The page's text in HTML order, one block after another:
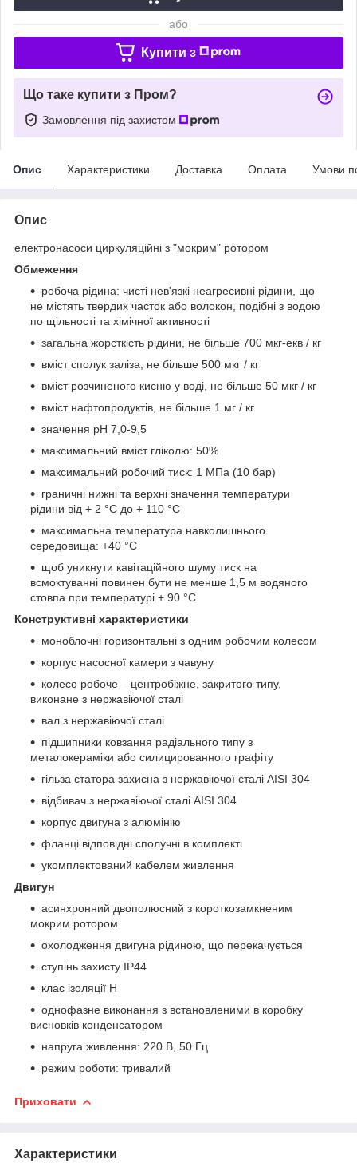
або
Купити з
Що таке купити з Пром?
Замовлення під захистом
Опис Характеристики Доставка Оплата Умови
Опис
електронасоси циркуляційні з "мокрим" ротором
Обмеження
робоча рідина: чисті нев'язкі неагресивні рідини, що
не містять твердих часток або волокон, подібні з водою
по щільності та хімічної активності
загальна жорсткість рідини, не більше 700 мкг-екв / кг
вміст сполук заліза, не більше 500 мкг / кг
вміст розчиненого кисню у воді, не більше 50 мкг / кг
вміст нафтопродуктів, не більше 1 мг / кг
значення pH 7,0-9,5
максимальний вміст гліколю: 50%
максимальний робочий тиск: 1 МПа (10 бар)
граничні нижні та верхні значення температури
рідини від + 2 °С до + 110 °С
максимальна температура навколишнього
середовища: +40 °С
щоб уникнути кавітаційного шуму тиск на
всмоктуванні повинен бути не менше 1,5 м водяного
стовпа при температурі + 90 °С
Конструктивні характеристики
моноблочні горизонтальні з одним робочим колесом
корпус насосної камери з чавуну
колесо робоче – центробіжне, закритого типу,
виконане з нержавіючої сталі
вал з нержавіючої сталі
підшипники ковзання радіального типу з
металокераміки або силицированного графіту
гільза статора захисна з нержавіючої сталі AISI 304
відбивач з нержавіючої сталі AISI 304
корпус двигуна з алюмінію
фланці відповідні сполучні в комплекті
укомплектований кабелем живлення
Двигун
асинхронний двополюсний з короткозамкненим
мокрим ротором
охолодження двигуна рідиною, що перекачується
ступінь захисту IP44
клас ізоляції H
однофазне виконання з встановленими в коробку
висновків конденсатором
напруга живлення: 220 В, 50 Гц
режим роботи: тривалий
Приховати
Характеристики